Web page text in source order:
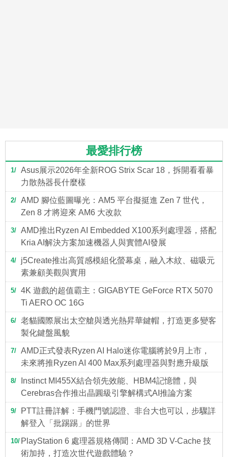
最愛排行榜
1
Asus展示2026年全新ROG Strix Scar 18，拆開看看暴
力散熱器長什麼樣
2
AMD 腳位藍圖曝光：AM5 平台擬挺進 Zen 7 世代，
Zen 8 才將迎來 AM6 大改款
3
AMD推出Ryzen AI Embedded X100系列處理器，搭配
Kria AI解決方案加速機器人與實體AI發展
4
j5Create推出高質感模組化螢幕桌，融入木紋、磁吸元
素兼顧美觀與實用
5
4K 遊戲的超值霸主：GIGABYTE GeForce RTX 5070
Ti AERO OC 16G
6
老貓國際展出太空艙與透光熱昇華鍵帽，打造更多變客
製化鍵盤風貌
7
AMD正式發表Ryzen AI Halo迷你電腦將於9月上市，
未來將推Ryzen AI 400 Max系列處理器與對應升級版
8
Instinct MI455X結合領先效能、HBM4記憶體，與
Cerebras合作推出晶圓級引擎解構式AI推論方案
9
PTT註冊詳解：手機門號認證、非台大也可以，步驟詳
解登入「批踢踢」的世界
10 PlayStation 6 處理器規格傳聞：AMD 3D V-Cache 技
術加持，打造次世代遊戲體驗？